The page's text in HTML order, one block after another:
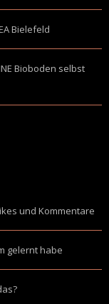
Bielefeld
Bioboden selbst
und Kommentare
gelernt habe